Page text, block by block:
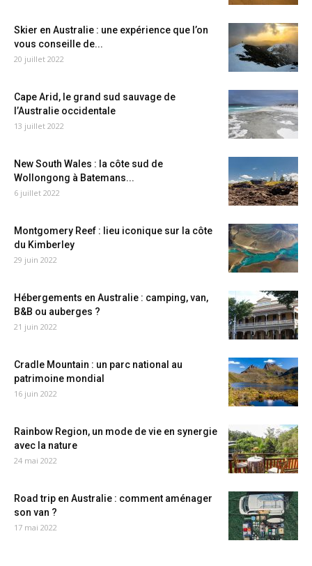
Skier en Australie : une expérience que l’on
vous conseille de...
20 juillet 2022
Cape Arid, le grand sud sauvage de
l’Australie occidentale
13 juillet 2022
New South Wales : la côte sud de
Wollongong à Batemans...
6 juillet 2022
Montgomery Reef : lieu iconique sur la côte
du Kimberley
29 juin 2022
Hébergements en Australie : camping, van,
B&B ou auberges ?
21 juin 2022
Cradle Mountain : un parc national au
patrimoine mondial
16 juin 2022
Rainbow Region, un mode de vie en synergie
avec la nature
24 mai 2022
Road trip en Australie : comment aménager
son van ?
17 mai 2022